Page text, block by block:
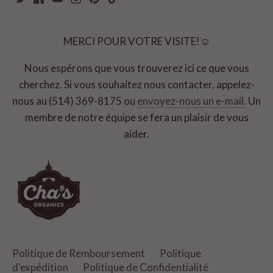
MERCI POUR VOTRE VISITE!☺
Nous espérons que vous trouverez ici ce que vous
cherchez. Si vous souhaitez nous contacter, appelez-
nous au (514) 369-8175 ou envoyez-nous un e-mail. Un
membre de notre équipe se fera un plaisir de vous
aider.
Politique de Remboursement
Politique
d'expédition
Politique de Confidentialité